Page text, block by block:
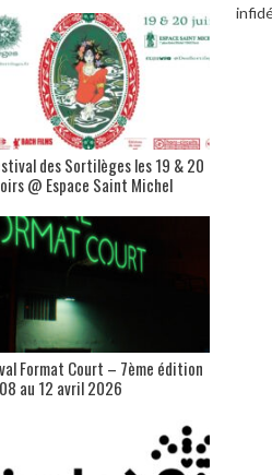
des Sortilèges les 19 & 20
@ Espace Saint Michel
Format Court – 7ème édition
au 12 avril 2026